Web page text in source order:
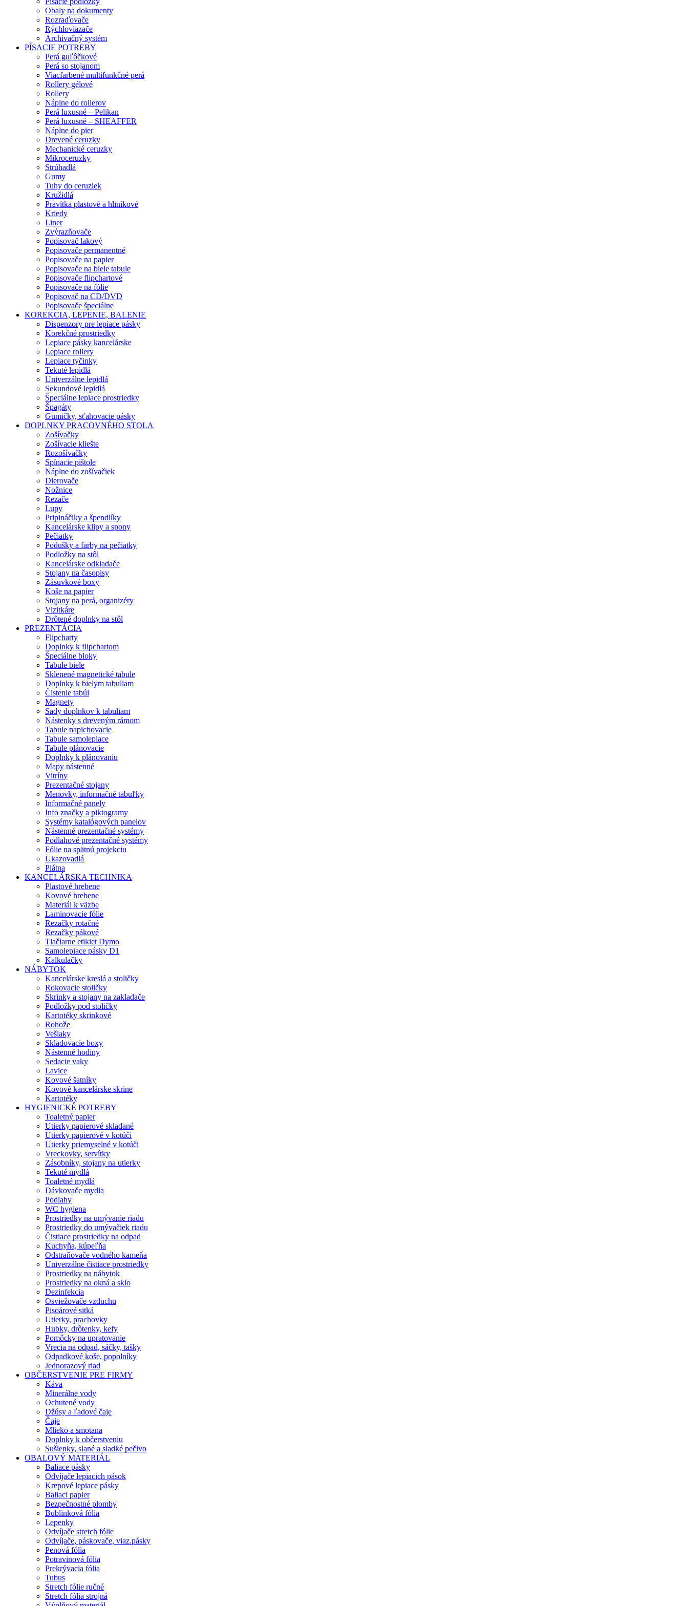
Obaly na dokumenty
Rozraďovače
Rýchloviazače
Archivačný systém
PÍSACIE POTREBY
Perá guľôčkové
Perá so stojanom
Viacfarbené multifunkčné perá
Rollery gélové
Rollery
Náplne do rollerov
Perá luxusné – Pelikan
Perá luxusné – SHEAFFER
Náplne do pier
Drevené ceruzky
Mechanické ceruzky
Mikroceruzky
Strúhadlá
Gumy
Tuhy do ceruziek
Kružidlá
Pravítka plastové a hliníkové
Kriedy
Liner
Zvýrazňovače
Popisovač lakový
Popisovače permanentné
Popisovače na papier
Popisovače na biele tabule
Popisovače flipchartové
Popisovače na fólie
Popisovač na CD/DVD
Popisovače špeciálne
KOREKCIA, LEPENIE, BALENIE
Dispenzory pre lepiace pásky
Korekčné prostriedky
Lepiace pásky kancelárske
Lepiace rollery
Lepiace tyčinky
Tekuté lepidlá
Univerzálne lepidlá
Sekundové lepidlá
Špeciálne lepiace prostriedky
Špagáty
Gumičky, sťahovacie pásky
DOPLNKY PRACOVNÉHO STOLA
Zošívačky
Zošívacie kliešte
Rozošívačky
Spínacie pištole
Náplne do zošívačiek
Dierovače
Nožnice
Rezače
Lupy
Pripináčiky a špendlíky
Kancelárske klipy a spony
Pečiatky
Podušky a farby na pečiatky
Podložky na stôl
Kancelárske odkladače
Stojany na časopisy
Zásuvkové boxy
Koše na papier
Stojany na perá, organizéry
Vizitkáre
Drôtené doplnky na stôl
PREZENTÁCIA
Flipcharty
Doplnky k flipchartom
Špeciálne bloky
Tabule biele
Sklenené magnetické tabule
Doplnky k bielym tabuliam
Čistenie tabúl
Magnety
Sady doplnkov k tabuliam
Nástenky s dreveným rámom
Tabule napichovacie
Tabule samolepiace
Tabule plánovacie
Doplnky k plánovaniu
Mapy nástenné
Vitríny
Prezentačné stojany
Menovky, informačné tabuľky
Informačné panely
Info značky a piktogramy
Systémy katalógových panelov
Nástenné prezentačné systémy
Podlahové prezentačné systémy
Fólie na spätnú projekciu
Ukazovadlá
Plátna
KANCELÁRSKA TECHNIKA
Plastové hrebene
Kovové hrebene
Materiál k väzbe
Laminovacie fólie
Rezačky rotačné
Rezačky pákové
Tlačiarne etikiet Dymo
Samolepiace pásky D1
Kalkulačky
NÁBYTOK
Kancelárske kreslá a stoličky
Rokovacie stoličky
Skrinky a stojany na zakladače
Podložky pod stoličky
Kartotéky skrinkové
Rohože
Vešiaky
Skladovacie boxy
Nástenné hodiny
Sedacie vaky
Lavice
Kovové šatníky
Kovové kancelárske skrine
Kartotéky
HYGIENICKÉ POTREBY
Toaletný papier
Utierky papierové skladané
Utierky papierové v kotúči
Utierky priemyselné v kotúči
Vreckovky, servítky
Zásobníky, stojany na utierky
Tekuté mydlá
Toaletné mydlá
Dávkovače mydla
Podlahy
WC hygiena
Prostriedky na umývanie riadu
Prostriedky do umývačiek riadu
Čistiace prostriedky na odpad
Kuchyňa, kúpeľňa
Odstraňovače vodného kameňa
Univerzálne čistiace prostriedky
Prostriedky na nábytok
Prostriedky na okná a sklo
Dezinfekcia
Osviežovače vzduchu
Pisoárové sitká
Utierky, prachovky
Hubky, drôtenky, kefy
Pomôcky na upratovanie
Vrecia na odpad, sáčky, tašky
Odpadkové koše, popolníky
Jednorazový riad
OBČERSTVENIE PRE FIRMY
Káva
Minerálne vody
Ochutené vody
Džúsy a ľadové čaje
Čaje
Mlieko a smotana
Doplnky k občerstveniu
Sušienky, slané a sladké pečivo
OBALOVÝ MATERIÁL
Baliace pásky
Odvíjače lepiacich pások
Krepové lepiace pásky
Baliaci papier
Bezpečnostné plomby
Bublinková fólia
Lepenky
Odvíjače stretch fólie
Odvíjače, páskovače, viaz.pásky
Penová fólia
Potravinová fólia
Prekrývacia fólia
Tubus
Stretch fólie ručné
Stretch fólia strojná